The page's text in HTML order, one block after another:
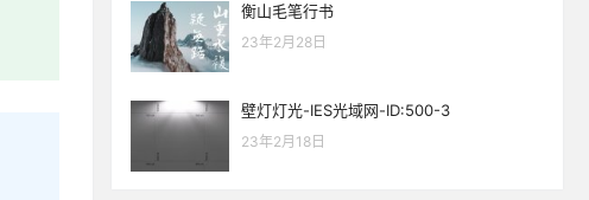
衡山毛笔行书
23年2月28日
壁灯灯光-IES光域网-ID:500-3
23年2月18日
心情也舒畅了！